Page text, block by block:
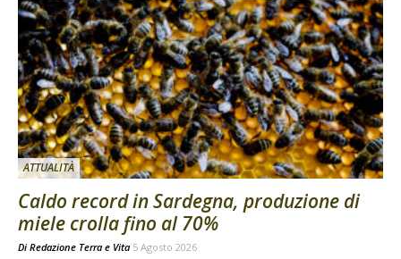
ATTUALITÀ
Caldo record in Sardegna, produzione di
miele crolla fino al 70%
Di Redazione Terra e Vita 5 Agosto 2026